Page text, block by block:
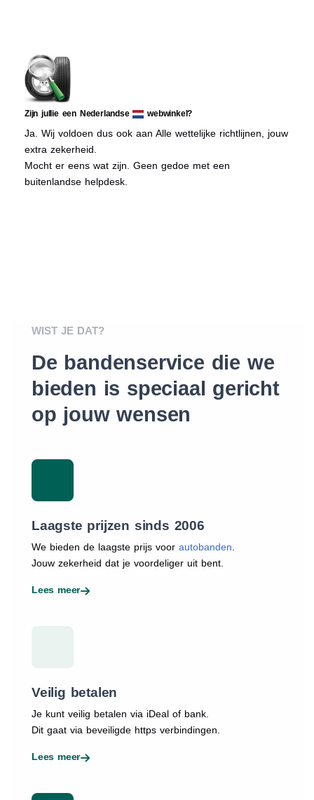
Zijn jullie een Nederlandse webwinkel?
Ja. Wij voldoen dus ook aan Alle wettelijke richtlijnen, jouw
extra zekerheid.
Mocht er eens wat zijn. Geen gedoe met een
buitenlandse helpdesk.
WIST JE DAT?
De bandenservice die we
bieden is speciaal gericht
op jouw wensen
Laagste prijzen sinds 2006
We bieden de laagste prijs voor autobanden
Jouw zekerheid dat je voordeliger uit bent.
Lees meer
Veilig betalen
Je kunt veilig betalen via iDeal of bank.
Dit gaat via beveiligde https verbindingen.
Lees meer